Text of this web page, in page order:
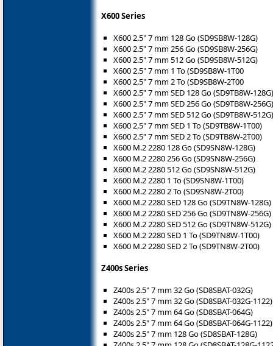
X600 Series
X600 2.5" 7 mm 128 Go (SD9SB8W-128G)
X600 2.5" 7 mm 256 Go (SD9SB8W-256G)
X600 2.5" 7 mm 512 Go (SD9SB8W-512G)
X600 2.5" 7 mm 1 To (SD9SB8W-1T00
X600 2.5" 7 mm 2 To (SD9SB8W-2T00
X600 2.5" 7 mm SED 128 Go (SD9TB8W-128G)
X600 2.5" 7 mm SED 256 Go (SD9TB8W-256G)
X600 2.5" 7 mm SED 512 Go (SD9TB8W-512G)
X600 2.5" 7 mm SED 1 To (SD9TB8W-1T00)
X600 2.5" 7 mm SED 2 To (SD9TB8W-2T00)
X600 M.2 2280 128 Go (SD9SN8W-128G)
X600 M.2 2280 256 Go (SD9SN8W-256G)
X600 M.2 2280 512 Go (SD9SN8W-512G)
X600 M.2 2280 1 To (SD9SN8W-1T00)
X600 M.2 2280 2 To (SD9SN8W-2T00)
X600 M.2 2280 SED 128 Go (SD9TN8W-128G)
X600 M.2 2280 SED 256 Go (SD9TN8W-256G)
X600 M.2 2280 SED 512 Go (SD9TN8W-512G)
X600 M.2 2280 SED 1 To (SD9TN8W-1T00)
X600 M.2 2280 SED 2 To (SD9TN8W-2T00)
Z400s Series
Z400s 2.5" 7 mm 32 Go (SD8SBAT-032G)
Z400s 2.5" 7 mm 32 Go (SD8SBAT-032G-1122)
Z400s 2.5" 7 mm 64 Go (SD8SBAT-064G)
Z400s 2.5" 7 mm 64 Go (SD8SBAT-064G-1122)
Z400s 2.5" 7 mm 128 Go (SD8SBAT-128G)